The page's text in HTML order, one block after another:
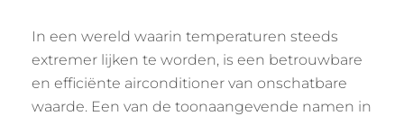
In een wereld waarin temperaturen steeds
extremer lijken te worden, is een betrouwbare
en efficiënte airconditioner van onschatbare
waarde. Een van de toonaangevende namen in